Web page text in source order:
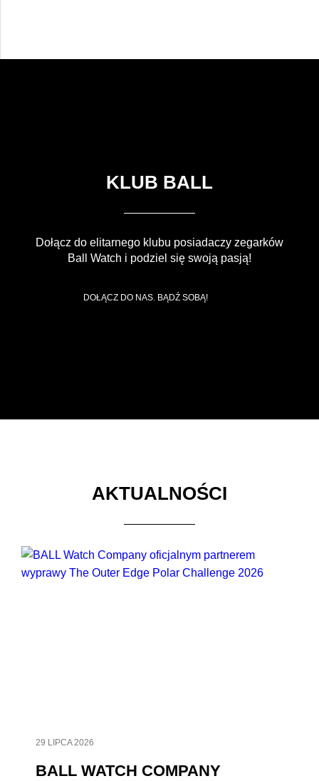
KLUB BALL
Dołącz do elitarnego klubu posiadaczy zegarków
Ball Watch i podziel się swoją pasją!
DOŁĄCZ DO NAS. BĄDŹ SOBĄ!
AKTUALNOŚCI
29 LIPCA 2026
BALL WATCH COMPANY